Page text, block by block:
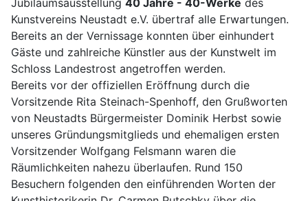
Jubiläumsausstellung 40 Jahre - 40-Werke des
Kunstvereins Neustadt e.V. übertraf alle Erwartungen.
Bereits an der Vernissage konnten über einhundert
Gäste und zahlreiche Künstler aus der Kunstwelt im
Schloss Landestrost angetroffen werden.
Bereits vor der offiziellen Eröffnung durch die
Vorsitzende Rita Steinach-Spenhoff, den Grußworten
von Neustadts Bürgermeister Dominik Herbst sowie
unseres Gründungsmitglieds und ehemaligen ersten
Vorsitzender Wolfgang Felsmann waren die
Räumlichkeiten nahezu überlaufen. Rund 150
Besuchern folgenden den einführenden Worten der